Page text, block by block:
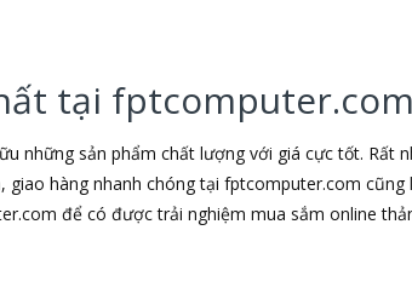
tại fptcomputer.com
những sản phẩm chất lượng với giá cực tốt. Rất
hàng nhanh chóng tại fptcomputer.com cũng
để có được trải nghiệm mua sắm online